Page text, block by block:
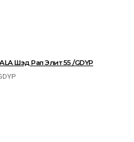
Шэд Рап Элит 55 /GDYP